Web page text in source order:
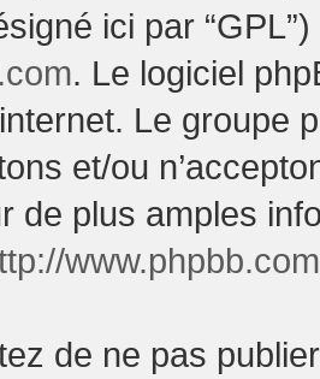
ici par
. Le logiciel
Le groupe
et/ou
de plus amples
de ne pas